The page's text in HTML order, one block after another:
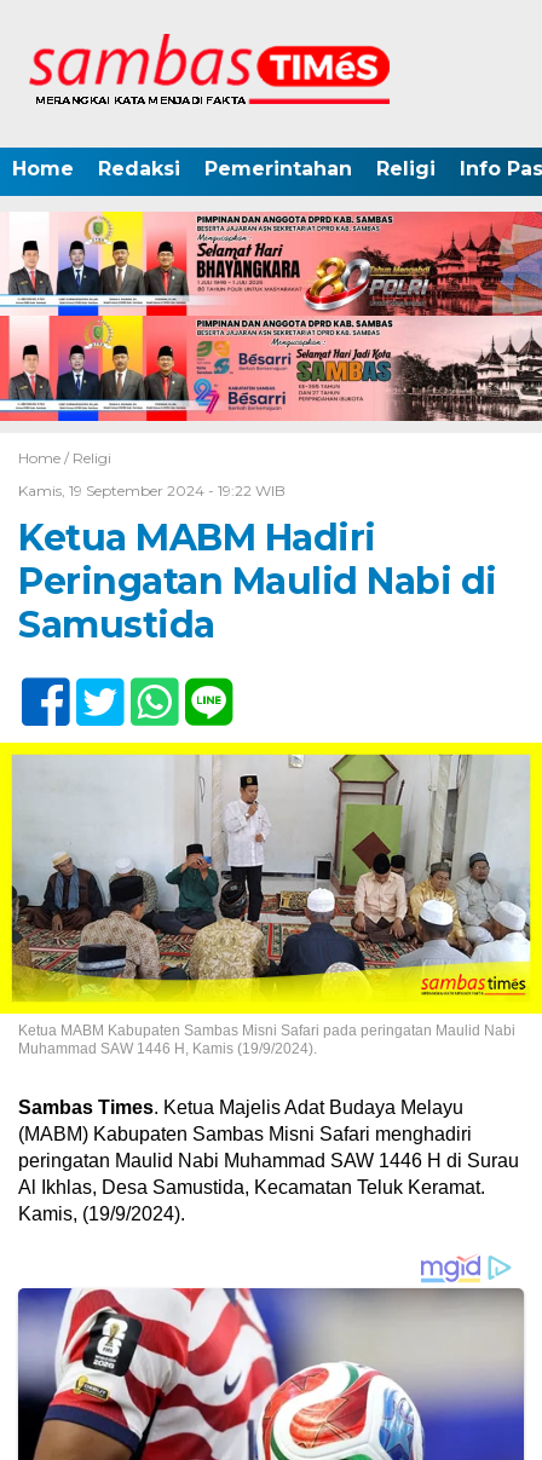
Home Redaksi Pemerintahan Religi Info
Home / Religi
Kamis, 19 September 2024 - 19:22 WIB
Ketua MABM Hadiri
Peringatan Maulid Nabi di
Samustida
Ketua MABM Kabupaten Sambas Misni Safari pada peringatan Maulid Nabi
Muhammad SAW 1446 H, Kamis (19/9/2024).
Sambas Times. Ketua Majelis Adat Budaya Melayu
(MABM) Kabupaten Sambas Misni Safari menghadiri
peringatan Maulid Nabi Muhammad SAW 1446 H di Surau
Al Ikhlas, Desa Samustida, Kecamatan Teluk Keramat.
Kamis, (19/9/2024).